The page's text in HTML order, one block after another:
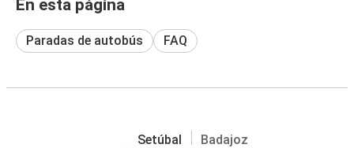
En esta página
Paradas de autobús FAQ
Setúbal Badajoz